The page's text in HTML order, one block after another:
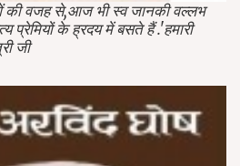
की वजह से,आज भी स्व जानकी वल्लभ
प्रेमियों के ह्रदय में बसते हैं .'हमारी
जी